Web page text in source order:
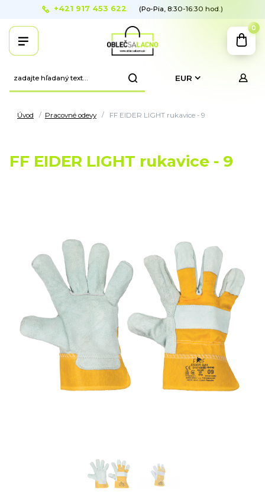
EUR
+421 917 453 622 (Po-Pia, 8:30-16:30 hod.)
0
Úvod Pracovné odevy FF EIDER LIGHT rukavice - 9
FF EIDER LIGHT rukavice - 9